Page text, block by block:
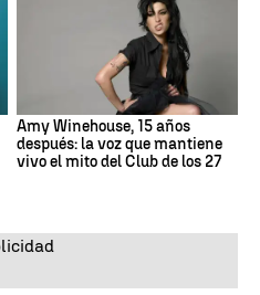
Amy Winehouse, 15 años
después: la voz que mantiene
vivo el mito del Club de los 27